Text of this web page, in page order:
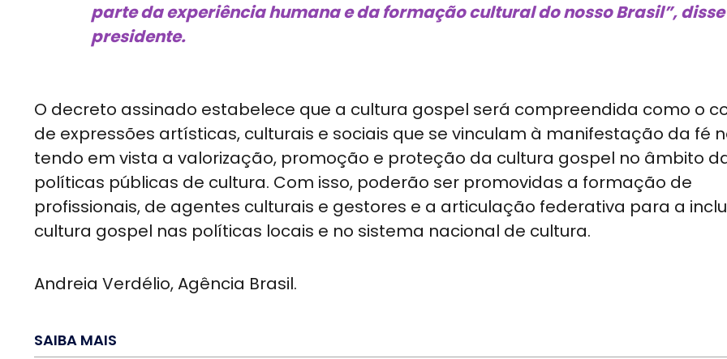
parte da experiência humana e da formação cultural do nosso Brasil”, disse
presidente.
O decreto assinado estabelece que a cultura gospel será compreendida como o
de expressões artísticas, culturais e sociais que se vinculam à manifestação da fé
tendo em vista a valorização, promoção e proteção da cultura gospel no âmbito
políticas públicas de cultura. Com isso, poderão ser promovidas a formação de
profissionais, de agentes culturais e gestores e a articulação federativa para a
cultura gospel nas políticas locais e no sistema nacional de cultura.
Andreia Verdélio, Agência Brasil.
SAIBA MAIS